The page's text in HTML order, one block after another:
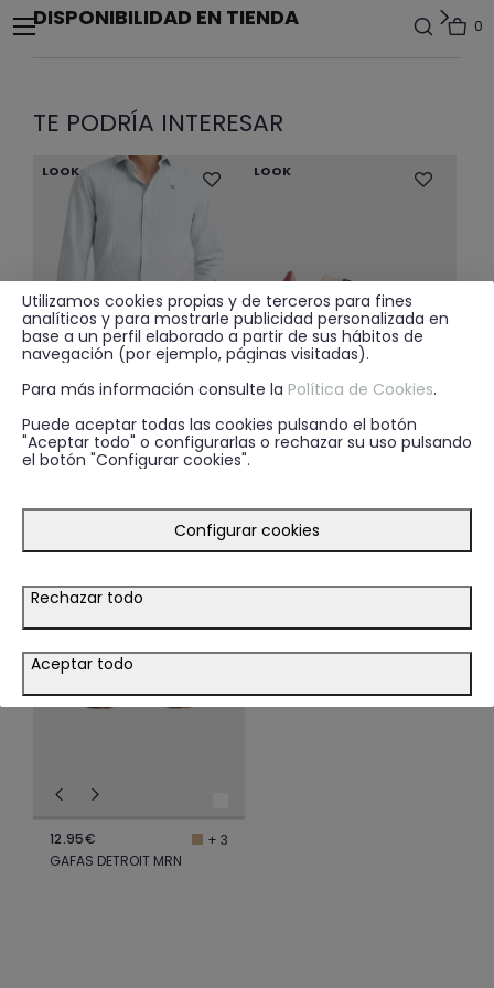
0
DISPONIBILIDAD EN TIENDA
TE PODRÍA INTERESAR
LOOK
19.95€
+ 7
LOOK
Price reduced from
to
LOOK
12.95€
+ 3
GAFAS DETROIT MRN
Utilizamos cookies propias y de terceros para fines
analíticos y para mostrarle publicidad personalizada en
base a un perfil elaborado a partir de sus hábitos de
navegación (por ejemplo, páginas visitadas).
Para más información consulte la Política de Cookies.
Puede aceptar todas las cookies pulsando el botón
"Aceptar todo" o configurarlas o rechazar su uso pulsando
el botón "Configurar cookies".
Configurar cookies
Rechazar todo
Aceptar todo